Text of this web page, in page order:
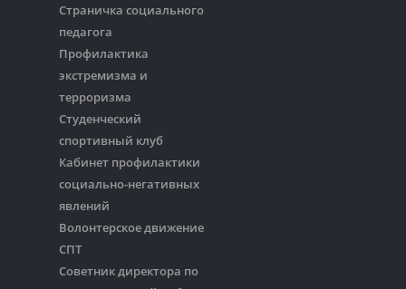
Страничка социального
педагога
Профилактика
экстремизма и
терроризма
Студенческий
спортивный клуб
Кабинет профилактики
социально-негативных
явлений
Волонтерское движение
СПТ
Советник директора по